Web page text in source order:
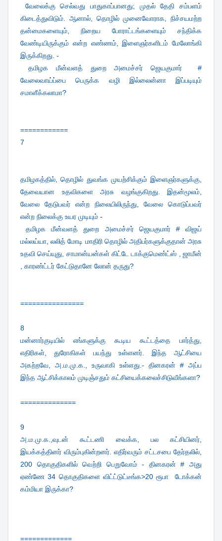
வேலைக்கு செல்வது பாதுகாப்பானது; முதல் தேதி சம்பளம்
கிடைத்துவிடும். ஆனால், தொழில் முனைவோராக, நிச்சயமற்ற
தன்மைகளையும், நிறைய போராட்டங்களையும் சந்திக்க
வேண்டியிருக்கும் என்ற எண்ணம், இளைஞர்களிடம் மேலோங்கி
இருக்கிறது. -
தமிழக மீன்வளத் துறை அமைச்சர் ஜெயகுமார் #
வேலைவாய்ப்பை பெருக்க வழி இல்லைன்னா இப்படியும்
சமாளீக்கலாமா?
============
7
தமிழகத்தில், தொழில் துவங்க முயற்சிக்கும் இளைஞர்களுக்கு,
தேவையான உதவிகளை அரசு வழங்குகிறது. இதன்மூலம்,
வேலை தேடுபவர் என்ற நிலையிலிருந்து, வேலை கொடுப்பவர்
என்ற நிலைக்கு உயர முடியும் -
தமிழக மீன்வளத் துறை அமைச்சர் ஜெயகுமார் # விஜய்
மல்லய்யா, லலித் மோடி மாதிரி தொழில் அதிபர்களுக்குதான் அரசு
உதவி செய்யுது, சாமான்யன்கள் கிட்டே டாக்குமெண்ட்ஸ் , ஜாமீன்
, காரண்ட்டர் கேட்டுதானே லோன் தருது?
================
8
மன்னார்குடியில் எங்களுக்கு கூடிய கூட்டத்தை பார்த்து,
எதிரிகள், துரோகிகள் பயந்து உள்ளனர். இந்த ஆட்சியை
அகற்றவே, அ.ம.மு.க., உருவாகி உள்ளது.- தினகரன் # அப்ப
இந்த ஆட்சிக்காலம் முடிஞ்சதும் கட்சியைக்கலைச்சிடுவீங்களா?
==============
9
அ.ம.மு.க.,வுடன் கூட்டணி வைக்க, பல கட்சியினர்,
இயக்கத்தினர் விரும்புகின்றனர். எதிர்வரும் சட்டசபை தேர்தலில்,
200 தொகுதிகளில் வெற்றி பெறுவோம் - தினகரன் # அது
ஏண்ணே 34 தொகுதிகளை விட்ட்டுட்டீங்க>20 ரூபா டோக்கன்
கம்மியா இருக்கா?
=============